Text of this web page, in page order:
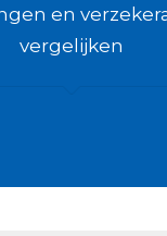
en
vergelijken